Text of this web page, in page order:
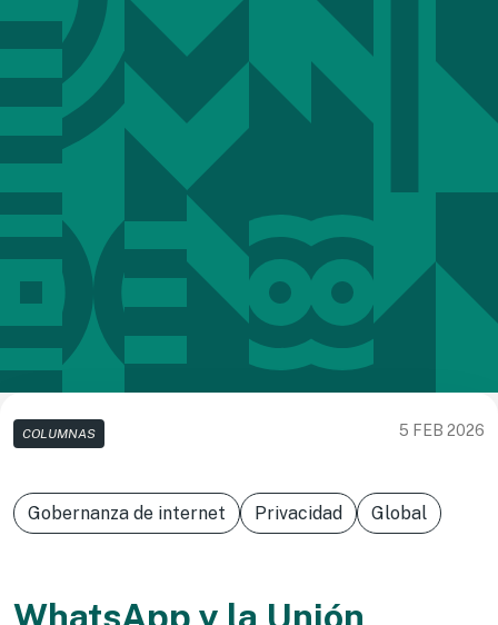
COLUMNAS 5 FEB 2026
Gobernanza de internet Privacidad Global
WhatsApp y la Unión